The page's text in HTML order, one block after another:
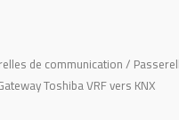
de communication/
Toshiba VRF vers KNX